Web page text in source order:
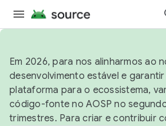
Em 2026, para nos alinharmos ao
desenvolvimento estável e
plataforma para o ecossistema,
código-fonte no AOSP no
trimestres. Para criar e contribuir